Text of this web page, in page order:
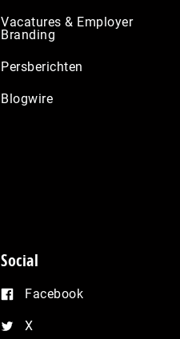
Vacatures & Employer
Branding
Persberichten
Blogwire
Social
Facebook
X